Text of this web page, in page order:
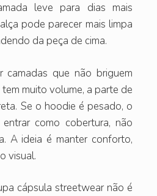
leve para dias mais
pode parecer mais limpa
da peça de cima.
camadas que não briguem
tem muito volume, a parte de
Se o hoodie é pesado, o
como cobertura, não
A ideia é manter conforto,
visual.
cápsula streetwear não é